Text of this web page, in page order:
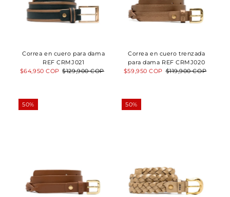
Correa en cuero para dama
REF CRMJ021
Precio
$64,950 COP Precio
$129,900 COP
Correa en cuero trenzada
para dama REF CRMJ020
Precio
$59,950 COP Precio
$119,900 COP
50% 50%